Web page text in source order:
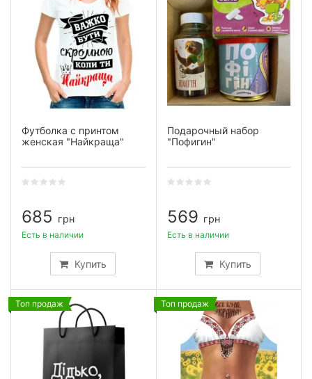
Футболка с принтом
женская "Найкраща"
685 грн
Купить
Есть в наличии
Подарочный набор
"Пофигин"
569 грн
Купить
Есть в наличии
Топ продаж Топ продаж